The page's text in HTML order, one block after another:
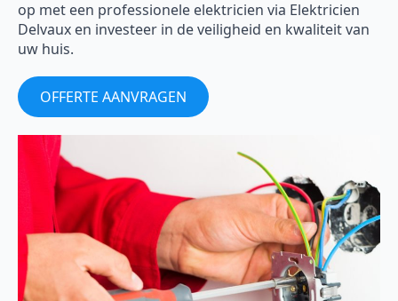
op met een professionele elektricien via Elektricien
Delvaux en investeer in de veiligheid en kwaliteit van
uw huis.
OFFERTE AANVRAGEN